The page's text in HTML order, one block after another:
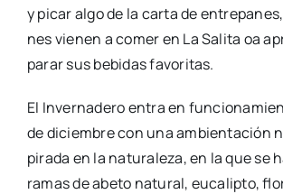
y picar algo de la car­ta de
nes vie­nen a comer en La Sali­ta oa
pa­rar sus bebi­das favo­ri­tas.
El Inver­na­de­ro entra en
de diciem­bre con una ambien­ta­ción
pi­ra­da en la natu­ra­le­za, en la que se
ramas de abe­to natu­ral, euca­lip­to,